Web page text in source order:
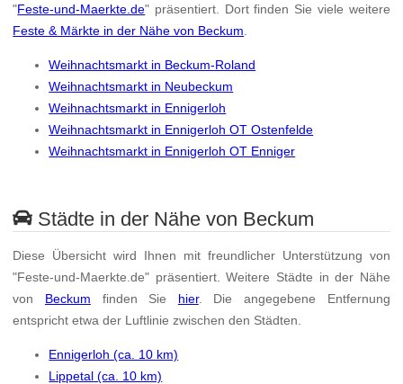
"Feste-und-Maerkte.de" präsentiert. Dort finden Sie viele weitere
Feste & Märkte in der Nähe von Beckum
Weihnachtsmarkt in Beckum-Roland
Weihnachtsmarkt in Neubeckum
Weihnachtsmarkt in Ennigerloh
Weihnachtsmarkt in Ennigerloh OT Ostenfelde
Weihnachtsmarkt in Ennigerloh OT Enniger
Städte in der Nähe von Beckum
Diese Übersicht wird Ihnen mit freundlicher Unterstützung von
"Feste-und-Maerkte.de" präsentiert. Weitere Städte in der Nähe
von Beckum finden Sie hier. Die angegebene Entfernung
entspricht etwa der Luftlinie zwischen den Städten.
Ennigerloh (ca. 10 km)
Lippetal (ca. 10 km)